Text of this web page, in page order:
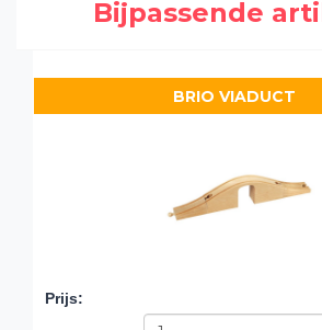
Bijpassende
BRIO VIADUCT
Prijs: